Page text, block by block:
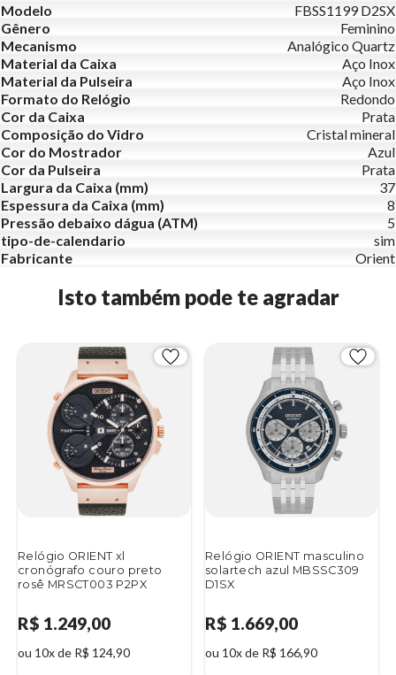
Modelo
FBSS1199 D2SX
Gênero
Feminino
Mecanismo
Analógico Quartz
Material da Caixa
Aço Inox
Material da Pulseira
Aço Inox
Formato do Relógio
Redondo
Cor da Caixa
Prata
Composição do Vidro
Cristal mineral
Cor do Mostrador
Azul
Cor da Pulseira
Prata
Largura da Caixa (mm)
37
Espessura da Caixa (mm)
8
Pressão debaixo dágua (ATM)
5
tipo-de-calendario
sim
Fabricante
Orient
Isto também pode te agradar
Relógio ORIENT xl
cronógrafo couro preto
rosê MRSCT003 P2PX
R$ 1.249,00
ou 10x de R$ 124,90
Relógio ORIENT masculino
solartech azul MBSSC309
D1SX
R$ 1.669,00
ou 10x de R$ 166,90